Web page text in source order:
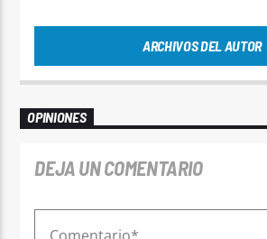
ARCHIVOS DEL AUTOR
OPINIONES
DEJA UN COMENTARIO